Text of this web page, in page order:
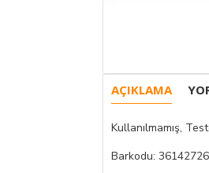
AÇIKLAMA
Kullanılmamış,
Barkodu: